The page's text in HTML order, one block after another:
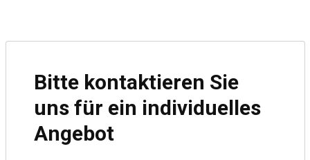
Bitte kontaktieren Sie
uns für ein individuelles
Angebot